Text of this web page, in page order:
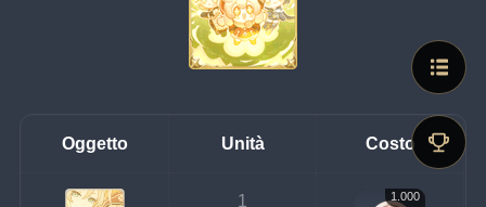
Oggetto Unità Costo
1 1.000